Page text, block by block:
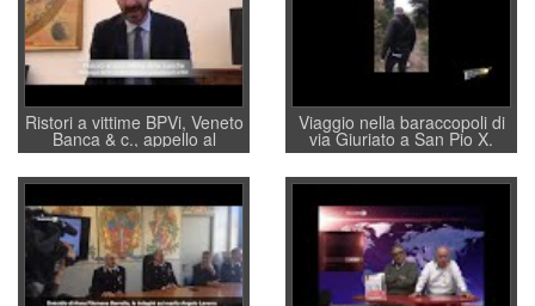
Ristori a vittime BPVi, Veneto
Banca & c., appello al
sottosegretario Alessio
Villarosa: per mettere ordine
convochi con Di Maio CNCU
a supporto della cabina di
regia al Mef
Viaggio nella baraccopoli di
via Giuriato a San Pio X.
Vicenza ai Vicentini: “faremo
un regalo di Natale ai
residenti”